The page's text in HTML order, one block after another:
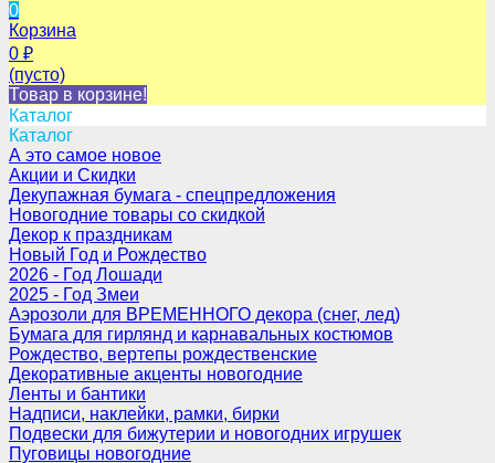
0
Корзина
0 ₽
(пусто)
Товар в корзине!
Каталог
Каталог
А это самое новое
Акции и Скидки
Декупажная бумага - спецпредложения
Новогодние товары со скидкой
Декор к праздникам
Новый Год и Рождество
2026 - Год Лошади
2025 - Год Змеи
Аэрозоли для ВРЕМЕННОГО декора (снег, лед)
Бумага для гирлянд и карнавальных костюмов
Рождество, вертепы рождественские
Декоративные акценты новогодние
Ленты и бантики
Надписи, наклейки, рамки, бирки
Подвески для бижутерии и новогодних игрушек
Пуговицы новогодние